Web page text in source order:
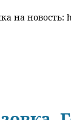
на новость: